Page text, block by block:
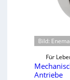
Bild:
Für
Antriebe